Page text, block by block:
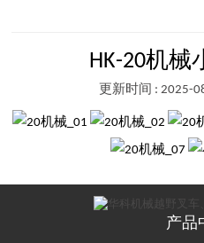
HK-20机械
更新时间 : 2025-
产品